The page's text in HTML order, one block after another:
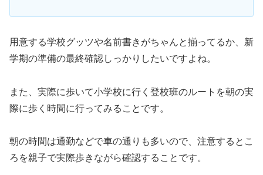
用意する学校グッツや名前書きがちゃんと揃ってるか、新
学期の準備の最終確認しっかりしたいですよね。
また、実際に歩いて小学校に行く登校班のルートを朝の実
際に歩く時間に行ってみることです。
朝の時間は通勤などで車の通りも多いので、注意するとこ
ろを親子で実際歩きながら確認することです。